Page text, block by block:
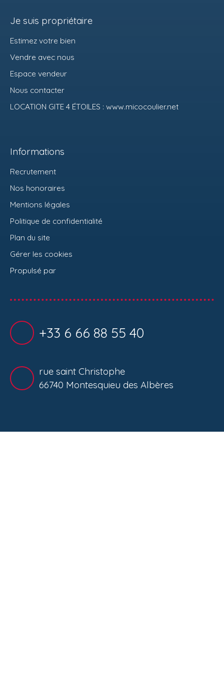
Je suis propriétaire
Estimez votre bien
Vendre avec nous
Espace vendeur
Nous contacter
LOCATION GITE 4 ÉTOILES : www.micocoulier.net
Informations
Recrutement
Nos honoraires
Mentions légales
Politique de confidentialité
Plan du site
Gérer les cookies
Propulsé par
+33 6 66 88 55 40
rue saint Christophe
66740 Montesquieu des Albères